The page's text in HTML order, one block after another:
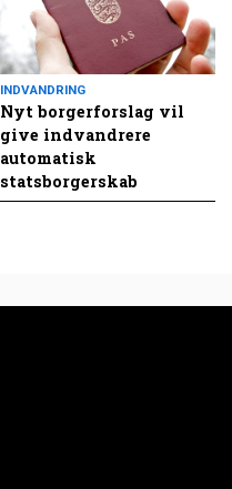
INDVANDRING
Nyt borgerforslag vil
give indvandrere
automatisk
statsborgerskab